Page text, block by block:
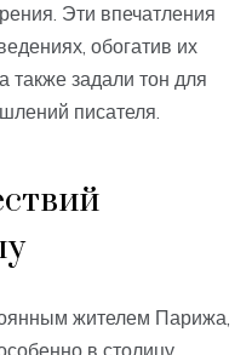
Эти впечатления
обогатив их
также задали тон для
писателя.
жителем Парижа,